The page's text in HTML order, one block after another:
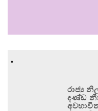
.
රාජ්‍ය
දණ්ඩ